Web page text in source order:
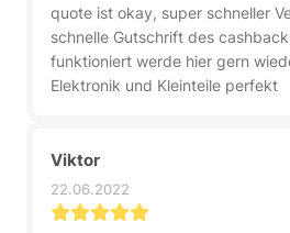
quote ist okay, super schneller
schnelle Gutschrift des
funktioniert werde hier gern
Elektronik und Kleinteile perfekt
Viktor
22.06.2022